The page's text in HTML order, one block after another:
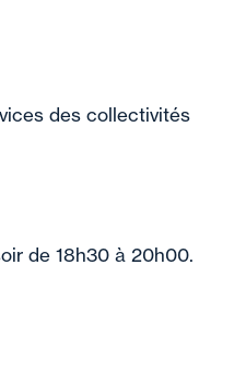
des collectivités
de 18h30 à 20h00.